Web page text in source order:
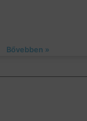
Bővebben »